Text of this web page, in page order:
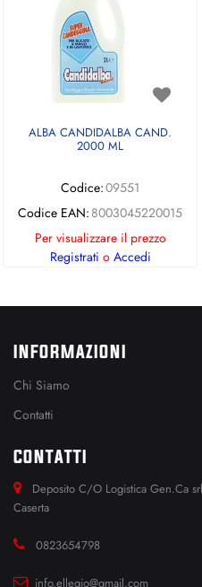
ALBA CANDIDALBA CAND.
2000 ML
Codice:09551
Codice EAN: 8003045220015
Per visualizzare il prezzo
Registrati o Accedi
INFORMAZIONI
Chi Siamo
Contatti
CONTATTI
Deposito C/O Logistica Gen.Ca
Caserta
0823654798
info.ellegio@gmail.com